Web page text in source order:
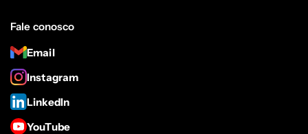
Fale conosco
Email
Instagram
LinkedIn
YouTube